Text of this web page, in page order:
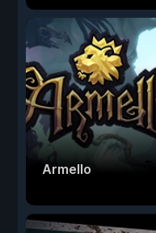
Armello